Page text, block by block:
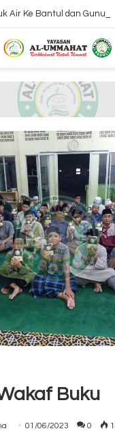
Air Ke Bantul dan
Buku
01/06/2023 0